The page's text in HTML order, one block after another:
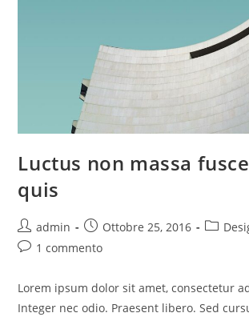
Luctus non massa
quis
Autore
dell'articolo:
admin
Articolo
pubblicato:
Ottobre 25, 2016
Commenti
1 commento
Lorem ipsum dolor sit amet, consectetur
Integer nec odio. Praesent libero. Sed